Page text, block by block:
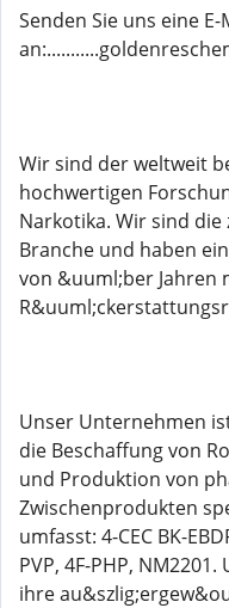
Senden Sie uns eine E-
Wir sind der weltweit
hochwertigen
Narkotika. Wir sind
Branche und haben
von &uuml;ber Jahren
Unser Unternehmen
die Beschaffung von
und Produktion von
Zwischenprodukten
umfasst: 4-CEC BK-
PVP, 4F-PHP,
ihre